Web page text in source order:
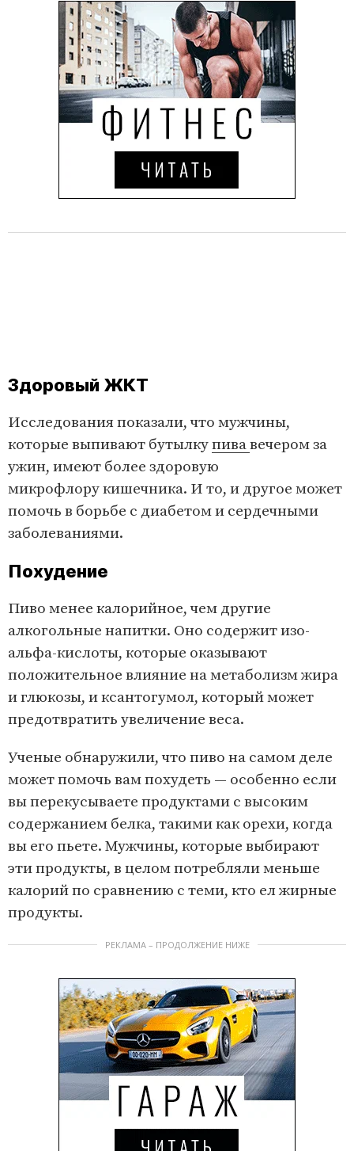
Здоровый ЖКТ
Исследования показали, что мужчины,
которые выпивают бутылкупивавечером за
ужин, имеют более здоровую
микрофлору кишечника. И то, и другое может
помочь в борьбе с диабетом и сердечными
заболеваниями.
Похудение
Пиво менее калорийное, чем другие
алкогольные напитки. Оно содержит изо-
альфа-кислоты, которые оказывают
положительное влияние на метаболизм жира
и глюкозы, и ксантогумол, который может
предотвратить увеличение веса.
Ученые обнаружили, что пиво на самом деле
может помочь вам похудеть — особенно если
вы перекусываете продуктами с высоким
содержанием белка, такими как орехи, когда
вы его пьете. Мужчины, которые выбирают
эти продукты, в целом потребляли меньше
калорий по сравнению с теми, кто ел жирные
продукты.
РЕКЛАМА – ПРОДОЛЖЕНИЕ НИЖЕ